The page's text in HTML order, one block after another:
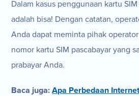
Dalam kasus penggunaan kartu
adalah bisa! Dengan catatan,
Anda dapat meminta pihak
nomor kartu SIM pascabayar yang
prabayar Anda.
Baca juga:Apa Perbedaan